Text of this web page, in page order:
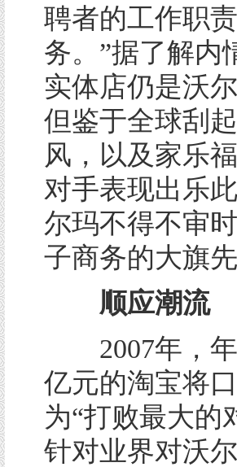
聘者的工作职
务。”据了解内
实体店仍是沃
但鉴于全球刮
风，以及家乐
对手表现出乐
尔玛不得不审
子商务的大旗
顺应潮流
2007年，年
亿元的淘宝将
为“打败最大的
针对业界对沃